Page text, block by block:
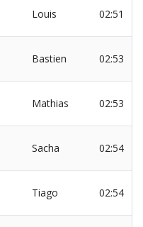
Louis 02:51
Bastien 02:53
Mathias 02:53
Sacha 02:54
Tiago 02:54